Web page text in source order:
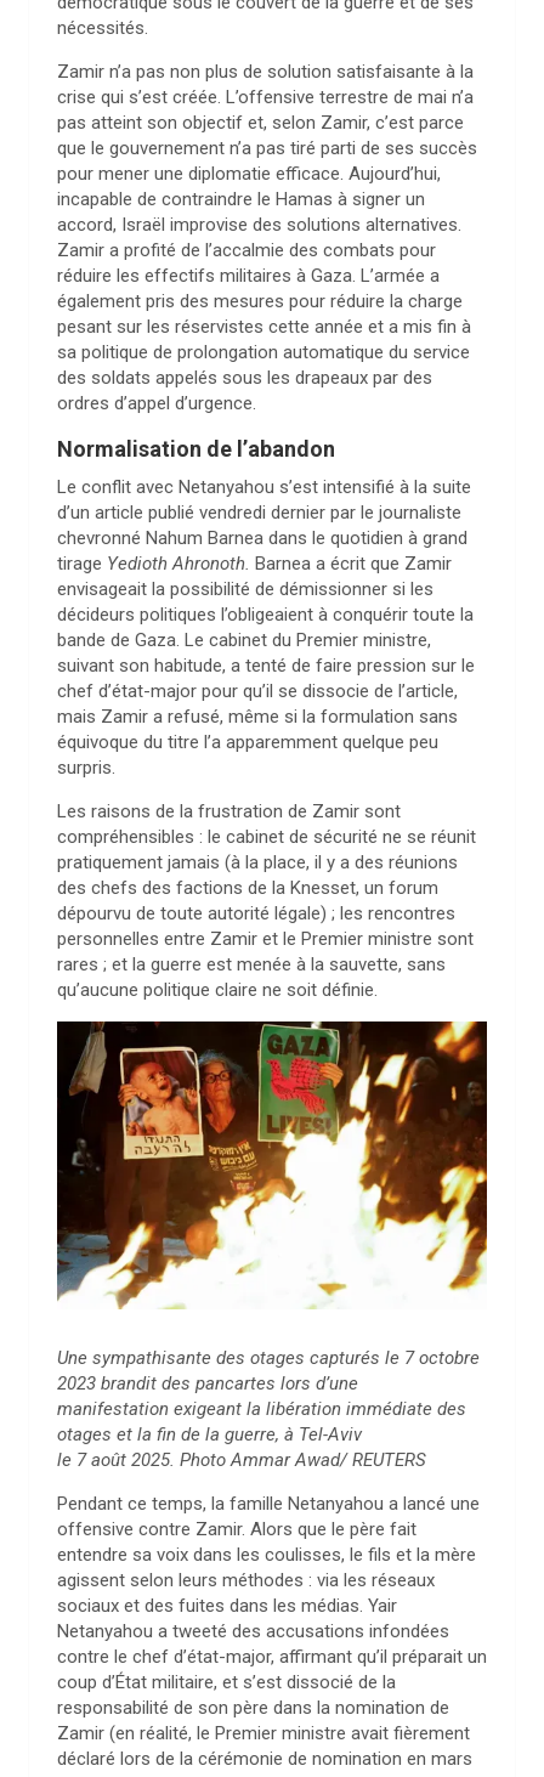
nécessités.
Zamir n’a pas non plus de solution satisfaisante à la
crise qui s’est créée. L’offensive terrestre de mai n’a
pas atteint son objectif et, selon Zamir, c’est parce
que le gouvernement n’a pas tiré parti de ses succès
pour mener une diplomatie efficace. Aujourd’hui,
incapable de contraindre le Hamas à signer un
accord, Israël improvise des solutions alternatives.
Zamir a profité de l’accalmie des combats pour
réduire les effectifs militaires à Gaza. L’armée a
également pris des mesures pour réduire la charge
pesant sur les réservistes cette année et a mis fin à
sa politique de prolongation automatique du service
des soldats appelés sous les drapeaux par des
ordres d’appel d’urgence.
Normalisation de l’abandon
Le conflit avec Netanyahou s’est intensifié à la suite
d’un article publié vendredi dernier par le journaliste
chevronné Nahum Barnea dans le quotidien à grand
tirage Yedioth Ahronoth. Barnea a écrit que Zamir
envisageait la possibilité de démissionner si les
décideurs politiques l’obligeaient à conquérir toute la
bande de Gaza. Le cabinet du Premier ministre,
suivant son habitude, a tenté de faire pression sur le
chef d’état-major pour qu’il se dissocie de l’article,
mais Zamir a refusé, même si la formulation sans
équivoque du titre l’a apparemment quelque peu
surpris.
Les raisons de la frustration de Zamir sont
compréhensibles : le cabinet de sécurité ne se réunit
pratiquement jamais (à la place, il y a des réunions
des chefs des factions de la Knesset, un forum
dépourvu de toute autorité légale) ; les rencontres
personnelles entre Zamir et le Premier ministre sont
rares ; et la guerre est menée à la sauvette, sans
qu’aucune politique claire ne soit définie.
Une sympathisante des otages capturés le 7 octobre
2023 brandit des pancartes lors d’une
manifestation exigeant la libération immédiate des
otages et la fin de la guerre, à Tel-Aviv
le 7 août 2025. Photo Ammar Awad/ REUTERS
Pendant ce temps, la famille Netanyahou a lancé une
offensive contre Zamir. Alors que le père fait
entendre sa voix dans les coulisses, le fils et la mère
agissent selon leurs méthodes : via les réseaux
sociaux et des fuites dans les médias. Yair
Netanyahou a tweeté des accusations infondées
contre le chef d’état-major, affirmant qu’il préparait un
coup d’État militaire, et s’est dissocié de la
responsabilité de son père dans la nomination de
Zamir (en réalité, le Premier ministre avait fièrement
déclaré lors de la cérémonie de nomination en mars